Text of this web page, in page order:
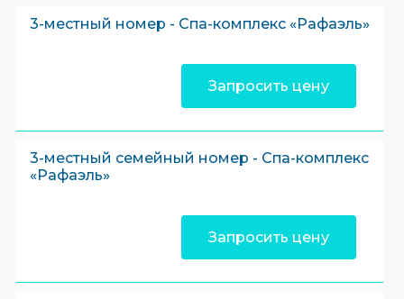
3-местный номер - Спа-комплекс «Рафаэль»
Запросить цену
3-местный семейный номер - Спа-комплекс
«Рафаэль»
Запросить цену